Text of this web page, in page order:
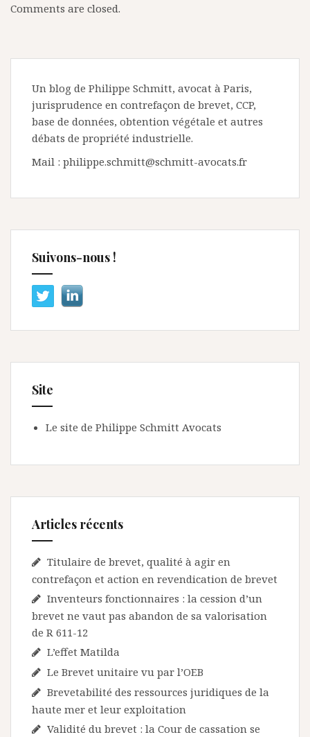
Comments are closed.
Un blog de Philippe Schmitt, avocat à Paris,
jurisprudence en contrefaçon de brevet, CCP,
base de données, obtention végétale et autres
débats de propriété industrielle.
Mail : philippe.schmitt@schmitt-avocats.fr
Suivons-nous !
Site
Le site de Philippe Schmitt Avocats
Articles récents
Titulaire de brevet, qualité à agir en
contrefaçon et action en revendication de brevet
Inventeurs fonctionnaires : la cession d’un
brevet ne vaut pas abandon de sa valorisation
de R 611-12
L’effet Matilda
Le Brevet unitaire vu par l’OEB
Brevetabilité des ressources juridiques de la
haute mer et leur exploitation
Validité du brevet : la Cour de cassation se